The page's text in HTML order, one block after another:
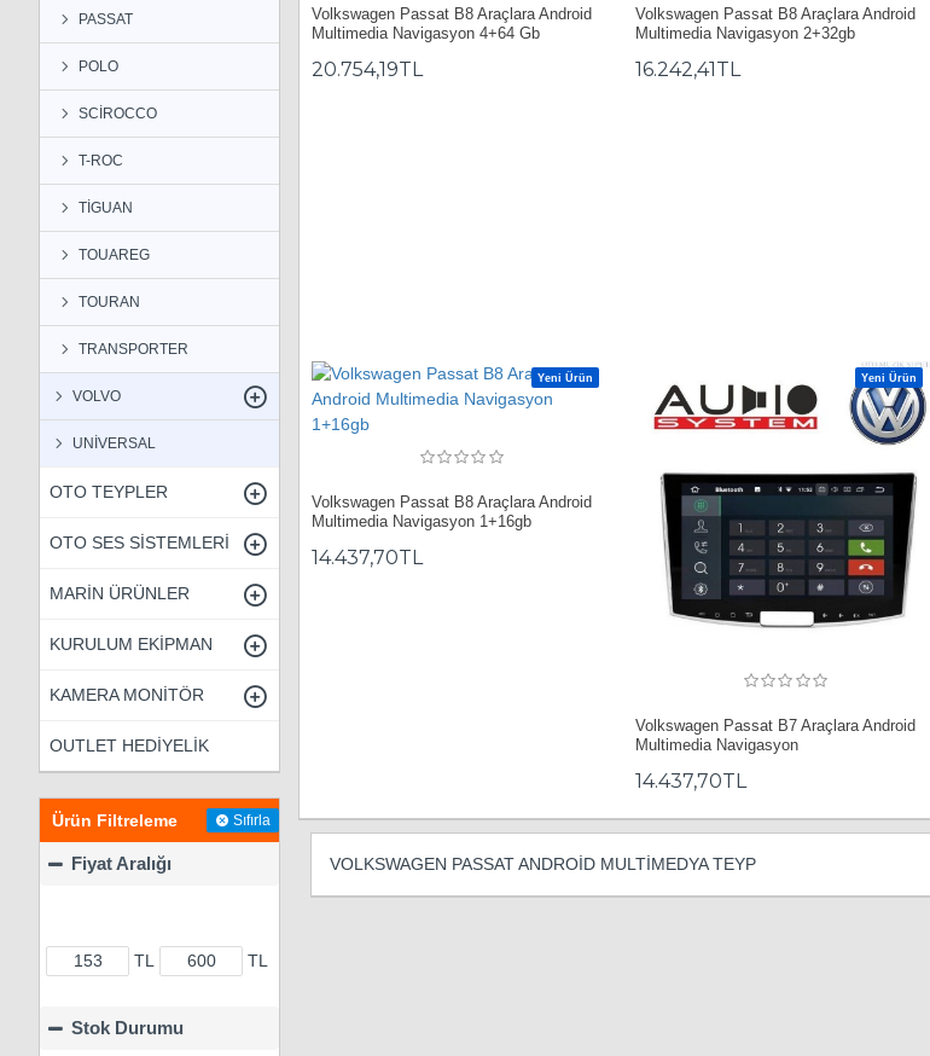
PASSAT
POLO
SCİROCCO
T-ROC
TİGUAN
TOUAREG
TOURAN
TRANSPORTER
VOLVO
UNİVERSAL
OTO TEYPLER
OTO SES SİSTEMLERİ
MARİN ÜRÜNLER
KURULUM EKİPMAN
KAMERA MONİTÖR
OUTLET HEDİYELİK
Ürün Filtreleme Sıfırla
Fiyat Aralığı
TL TL
Stok Durumu
VOLKSWAGEN PASSAT ANDROİD MULTİMEDYA TEYP
Volkswagen Passat B8 Araçlara Android
Multimedia Navigasyon 4+64 Gb
20.754,19TL
Volkswagen Passat B8 Araçlara Android
Multimedia Navigasyon 2+32gb
16.242,41TL
Yeni Ürün
Volkswagen Passat B8 Araçlara Android
Multimedia Navigasyon 1+16gb
14.437,70TL
Yeni Ürün
Volkswagen Passat B7 Araçlara Android
Multimedia Navigasyon
14.437,70TL